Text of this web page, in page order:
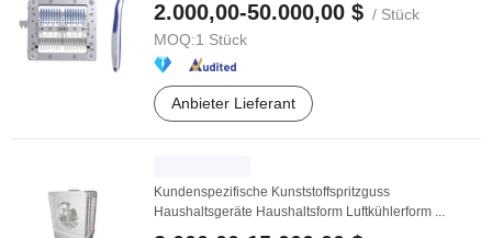
2.000,00-50.000,00 $ / Stück
MOQ:1 Stück
Anbieter Lieferant
Kundenspezifische Kunststoffspritzguss
Haushaltsgeräte Haushaltsform Luftkühlerform ...